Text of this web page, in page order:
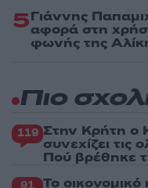
5Γιάννης
αφορά στη
φωνής της
Πιο
119 Στην Κρήτη ο
συνεχίζει τις
Πού βρέθηκε
Το